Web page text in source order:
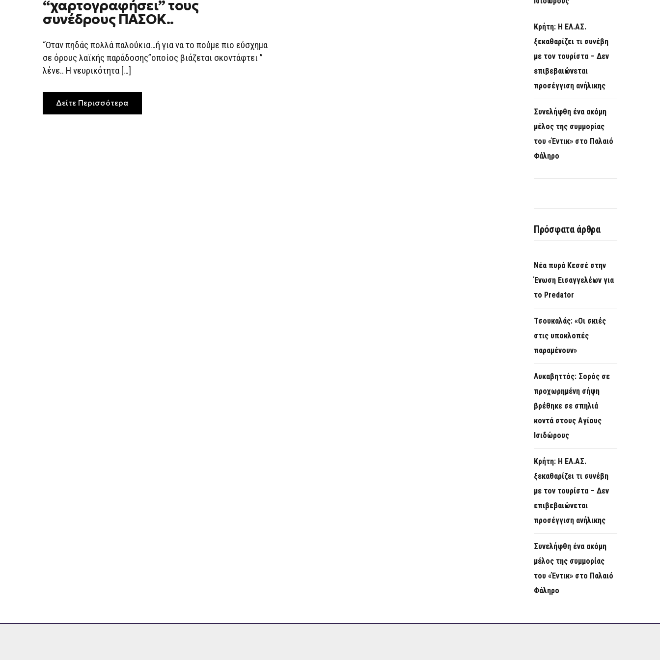
ΓΝΩΣΤΉ
ΙΣΤΟΣΕΛΊΔΑ
–
“ΧΑΡΤΟΓΡΑΦΉΣΕΙ”
ΤΟΥΣ
ΣΥΝΈΔΡΟΥΣ
ΠΑΣΟΚ..
“χαρτογραφήσει” τους
συνέδρους ΠΑΣΟΚ..
“Οταν πηδάς πολλά παλούκια…ή για να το πούμε πιο εύσχημα
σε όρους λαϊκής παράδοσης”οποίος βιάζεται σκοντάφτει ”
λένε.. Η νευρικότητα […]
Δείτε Περισσότερα
Κρήτη: Η ΕΛ.ΑΣ.
ξεκαθαρίζει τι συνέβη
με τον τουρίστα – Δεν
επιβεβαιώνεται
προσέγγιση ανήλικης
Συνελήφθη ένα ακόμη
μέλος της συμμορίας
του «Έντικ» στο Παλαιό
Φάληρο
Πρόσφατα άρθρα
Νέα πυρά Κεσσέ στην
Ένωση Εισαγγελέων για
το Predator
Τσουκαλάς: «Οι σκιές
στις υποκλοπές
παραμένουν»
Λυκαβηττός: Σορός σε
προχωρημένη σήψη
βρέθηκε σε σπηλιά
κοντά στους Αγίους
Ισιδώρους
Κρήτη: Η ΕΛ.ΑΣ.
ξεκαθαρίζει τι συνέβη
με τον τουρίστα – Δεν
επιβεβαιώνεται
προσέγγιση ανήλικης
Συνελήφθη ένα ακόμη
μέλος της συμμορίας
του «Έντικ» στο Παλαιό
Φάληρο